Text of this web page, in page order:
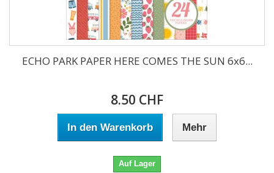
ECHO PARK PAPER HERE COMES THE SUN 6x6...
8.50 CHF
In den Warenkorb Mehr
Auf Lager